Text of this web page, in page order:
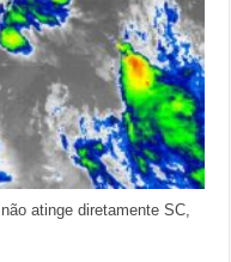
atinge diretamente SC,